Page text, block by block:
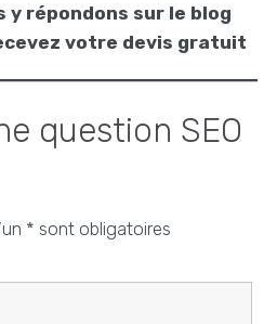
y répondons sur le blog
votre devis gratuit
question SEO
* sont obligatoires